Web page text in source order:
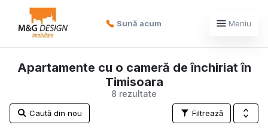
Sună acum Meniu
8 rezultate
Apartamente cu o cameră de închiriat în
Timisoara
Filtrează
Caută din nou